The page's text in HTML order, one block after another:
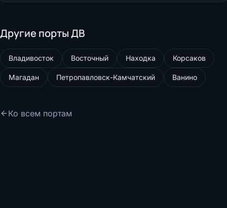
Другие порты ДВ
Владивосток Восточный Находка Корсаков
Магадан Петропавловск-Камчатский Ванино
Ко всем портам